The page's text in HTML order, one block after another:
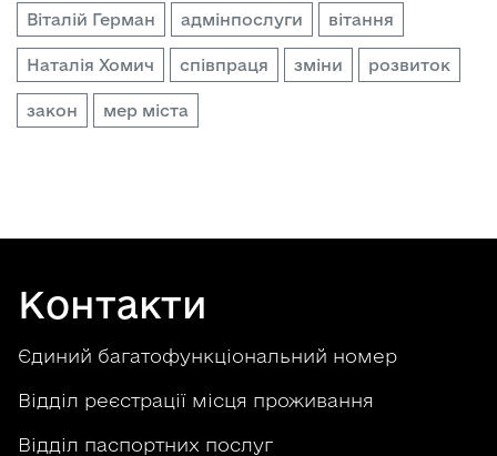
Віталій Герман адмінпослуги вітання
Наталія Хомич співпраця зміни розвиток
закон мер міста
Контакти
Єдиний багатофункціональний номер
Відділ реєстрації місця проживання
Відділ паспортних послуг